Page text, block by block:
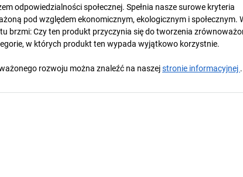
odpowiedzialności społecznej. Spełnia nasze surowe kryteria
pod względem ekonomicznym, ekologicznym i społecznym.
brzmi: Czy ten produkt przyczynia się do tworzenia
w których produkt ten wypada wyjątkowo korzystnie.
rozwoju można znaleźć na naszejstronie informacyjnej .